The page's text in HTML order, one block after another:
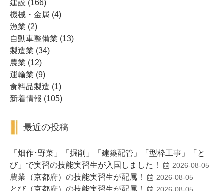
建設 (166)
機械・金属 (4)
漁業 (2)
自動車整備業 (13)
製造業 (34)
農業 (12)
運輸業 (9)
食料品製造 (1)
新着情報 (105)
最近の投稿
「畑作･野菜」「掘削」「建築配管」「型枠工事」「と
び」で実習の技能実習生が入国しました！
2026-08-05
農業（京都府）の技能実習生が配属！ 2026-08-05
とび（京都府）の技能実習生が配属！ 2026-08-05